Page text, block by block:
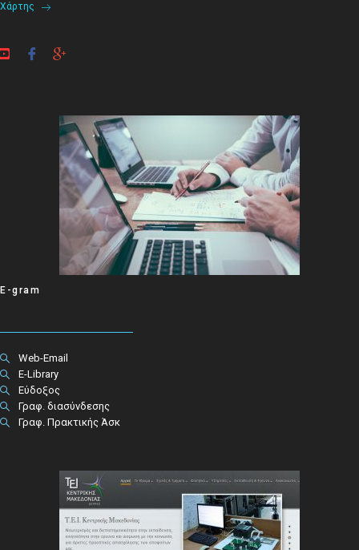
Χάρτης
E-gram
Web-Email
E-Library
Εύδοξος
Γραφ. διασύνδεσης
Γραφ. Πρακτικής Άσκ